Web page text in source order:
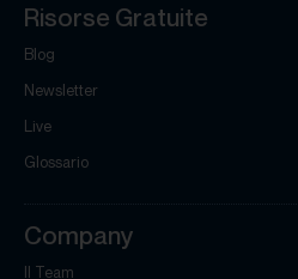
Risorse Gratuite
Blog
Newsletter
Live
Glossario
Company
Il Team